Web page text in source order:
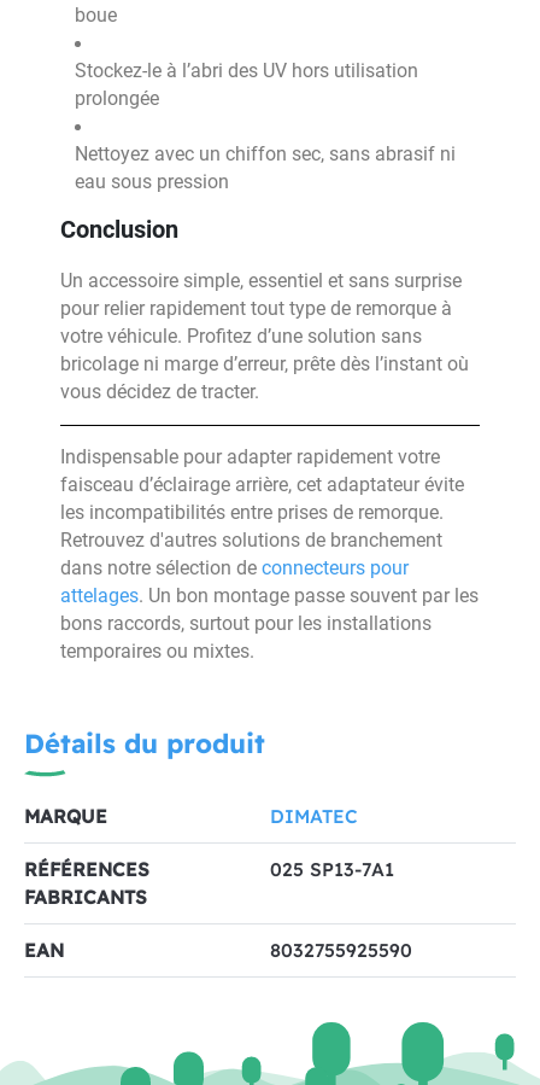
boue
Stockez-le à l’abri des UV hors utilisation
prolongée
Nettoyez avec un chiffon sec, sans abrasif ni
eau sous pression
Conclusion
Un accessoire simple, essentiel et sans surprise
pour relier rapidement tout type de remorque à
votre véhicule. Profitez d’une solution sans
bricolage ni marge d’erreur, prête dès l’instant où
vous décidez de tracter.
Indispensable pour adapter rapidement votre
faisceau d’éclairage arrière, cet adaptateur évite
les incompatibilités entre prises de remorque.
Retrouvez d'autres solutions de branchement
dans notre sélection de connecteurs pour
attelages. Un bon montage passe souvent par les
bons raccords, surtout pour les installations
temporaires ou mixtes.
Détails du produit
MARQUE DIMATEC
RÉFÉRENCES
FABRICANTS
025 SP13-7A1
EAN 8032755925590